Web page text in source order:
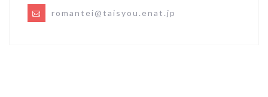
romantei@taisyou.enat.jp